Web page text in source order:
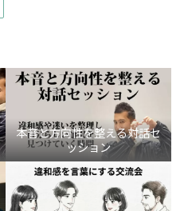
本音と方向性を整える対話セ
ッション